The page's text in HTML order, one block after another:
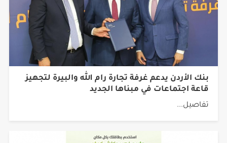
بنك الأردن يدعم غرفة تجارة رام الله والبيرة لتجهيز
قاعة اجتماعات في مبناها الجديد
تفاصيل...